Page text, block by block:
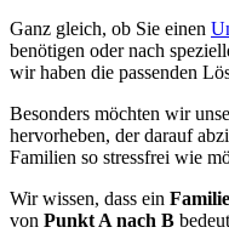
Ganz gleich, ob Sie einen
benötigen oder nach
wir haben die passenden
Besonders möchten wir
hervorheben, der darauf
Familien so stressfrei wie
Wir wissen, dass ein
von Punkt A nach B